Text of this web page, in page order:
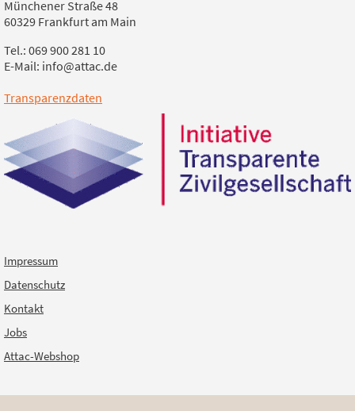
Münchener Straße 48
60329 Frankfurt am Main
Tel.: 069 900 281 10
E-Mail: info@attac.de
Transparenzdaten
Impressum
Datenschutz
Kontakt
Jobs
Attac-Webshop